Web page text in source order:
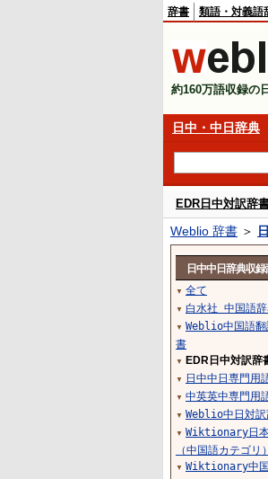
辞書 類語・対義語
約160万語収録の
日中・中日辞典
EDR日中対訳辞
Weblio 辞書 ＞
日中中日辞典収録
▼ 全て
▼ 白水社 中国語
▼ Weblio中国語翻
書
▼ EDR日中対訳辞
▼ 日中中日専門用
▼ 中英英中専門用
▼ Weblio中日対訳
▼ Wiktionary日
（中国語カテゴリ）
▼ Wiktionary中